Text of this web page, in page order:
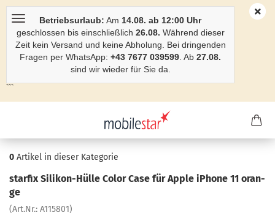
Betriebsurlaub: Am 14.08. ab 12:00 Uhr
geschlossen bis einschließlich 26.08. Während dieser
Zeit kein Versand und keine Abholung. Bei dringenden
Fragen per WhatsApp: +43 7677 039599 . Ab 27.08.
sind wir wieder für Sie da.
```
0 Artikel in dieser Kategorie
star­fix Silikon-​Hülle Color Case für Apple iPho­ne 11 oran­
ge
(Art.Nr.: A115801)